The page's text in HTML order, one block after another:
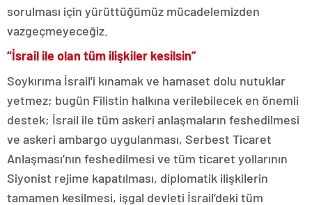
sorulması için yürüttüğümüz mücadelemizden
vazgeçmeyeceğiz.
“İsrail ile olan tüm ilişkiler kesilsin”
Soykırıma İsrail’i kınamak ve hamaset dolu nutuklar
yetmez; bugün Filistin halkına verilebilecek en önemli
destek; İsrail ile tüm askeri anlaşmaların feshedilmesi
ve askeri ambargo uygulanması, Serbest Ticaret
Anlaşması’nın feshedilmesi ve tüm ticaret yollarının
Siyonist rejime kapatılması, diplomatik ilişkilerin
tamamen kesilmesi, işgal devleti İsrail’deki tüm